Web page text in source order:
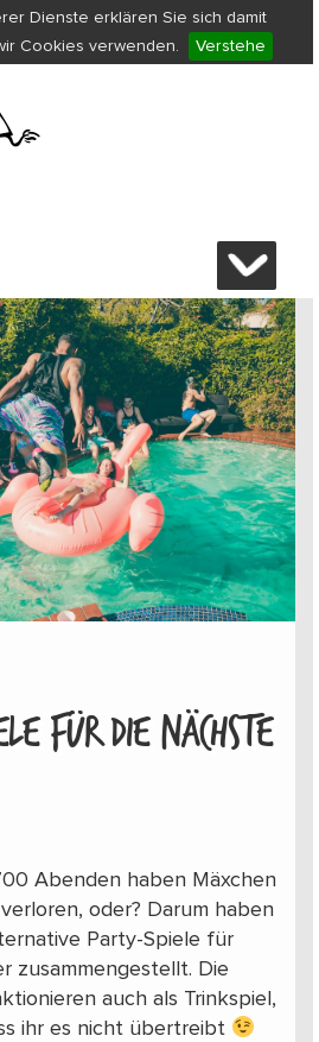
Dienste erklären Sie sich damit
Cookies verwenden.
Verstehe
FÜR DIE NÄCHSTE
Abenden haben Mäxchen
oder? Darum haben
Party-Spiele für
zusammengestellt. Die
auch als Trinkspiel,
ihr es nicht übertreibt